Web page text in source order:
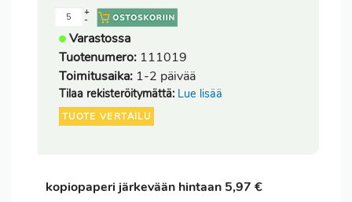
-
+
Varastossa
Tuotenumero: 111019
Toimitusaika: 1-2 päivää
Tilaa rekisteröitymättä: Lue lisää
TUOTE VERTAILU
kopiopaperi järkevään hintaan 5,97 €